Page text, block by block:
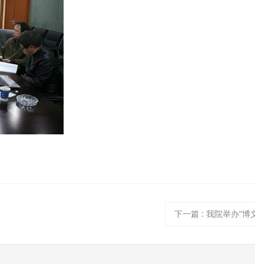
下一篇 :我院举办“博